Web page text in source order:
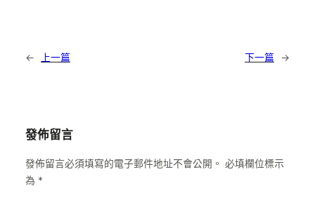
← 上一篇 下一篇 →
發佈留言
發佈留言必須填寫的電子郵件地址不會公開。 必填欄位標示
為 *